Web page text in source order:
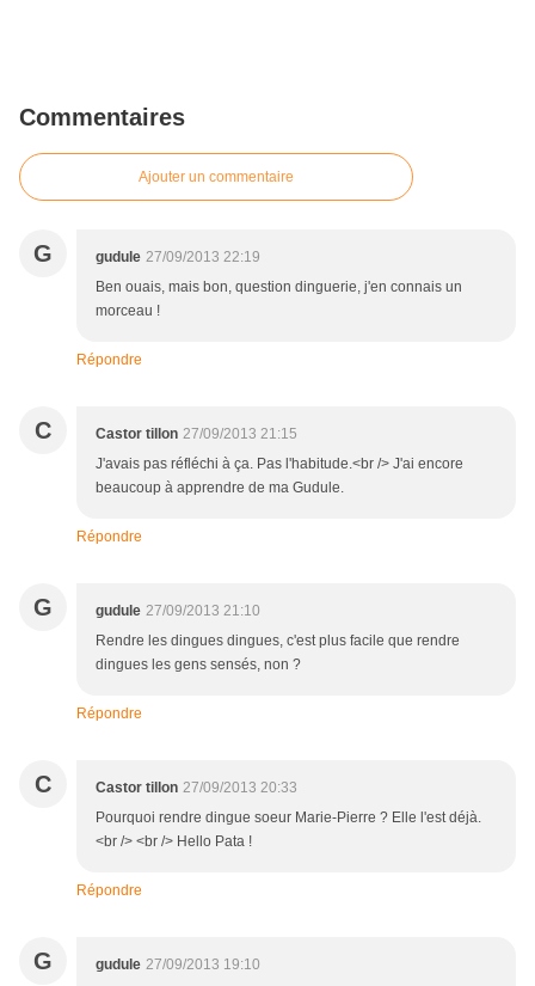
Commentaires
Ajouter un commentaire
G gudule 27/09/2013 22:19
Ben ouais, mais bon, question dinguerie, j'en connais un
morceau !
Répondre
C Castor tillon 27/09/2013 21:15
J'avais pas réfléchi à ça. Pas l'habitude.<br /> J'ai encore
beaucoup à apprendre de ma Gudule.
Répondre
G gudule 27/09/2013 21:10
Rendre les dingues dingues, c'est plus facile que rendre
dingues les gens sensés, non ?
Répondre
C Castor tillon 27/09/2013 20:33
Pourquoi rendre dingue soeur Marie-Pierre ? Elle l'est déjà.
<br /> <br /> Hello Pata !
Répondre
G gudule 27/09/2013 19:10